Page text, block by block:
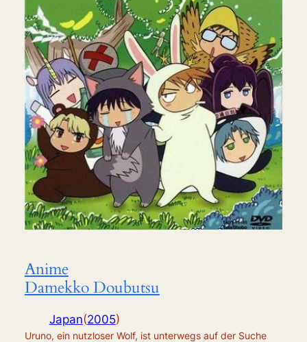
Anime
Damekko Doubutsu
Japan(2005)
Uruno, ein nutzloser Wolf, ist unterwegs auf der Suche